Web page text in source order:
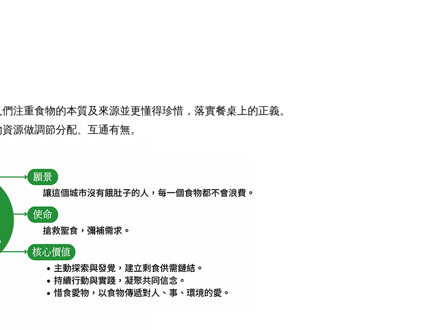
重食物的本質及來源並更懂得珍惜，落實餐桌上的正義。
源做調節分配、互通有無。